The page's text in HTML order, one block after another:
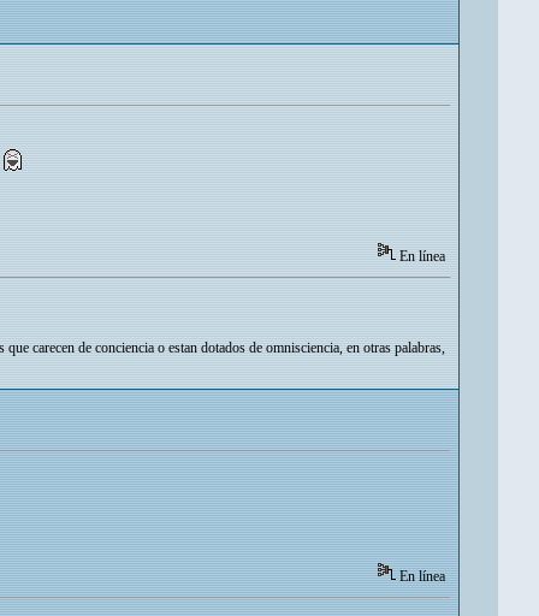
En línea
carecen de conciencia o estan dotados de omnisciencia, en otras palabras,
En línea